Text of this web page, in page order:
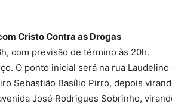
Cristo Contra as Drogas
com previsão de término às 20h.
O ponto inicial será na rua
Sebastião Basílio Pirro, depois
José Rodrigues Sobrinho,